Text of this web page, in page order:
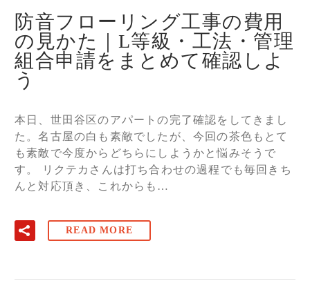
防音フローリング工事の費用
の見かた｜L等級・工法・管理
組合申請をまとめて確認しよ
う
本日、世田谷区のアパートの完了確認をしてきまし
た。名古屋の白も素敵でしたが、今回の茶色もとて
も素敵で今度からどちらにしようかと悩みそうで
す。 リクテカさんは打ち合わせの過程でも毎回きち
んと対応頂き、これからも…
READ MORE